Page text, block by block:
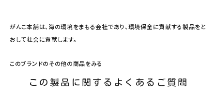
がんこ本舗は、海の環境をまもる会社であり、環境保全に貢献する製品をと
おして社会に貢献します。
このブランドのその他の商品をみる
この製品に関するよくあるご質問